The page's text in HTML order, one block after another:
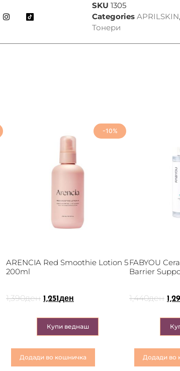
SKU 1305
Categories APRILSKIN
Тонери
-10%
ARENCIA Red Smoothie Lotion 5
200ml
1,390ден 1,251ден
Купи веднаш
Додади во кошничка
FABYOU
Barrier
1,440ден
Додади во